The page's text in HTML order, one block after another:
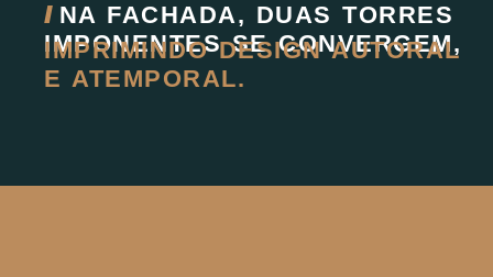
//NA FACHADA, DUAS TORRES
IMPONENTES SE CONVERGEM,
IMPRIMINDO DESIGN AUTORAL
E ATEMPORAL.